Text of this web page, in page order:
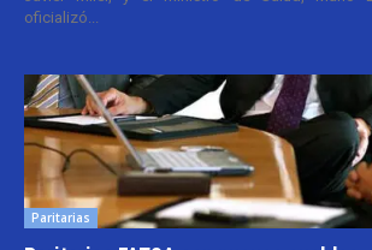
oficializó...
Paritarias